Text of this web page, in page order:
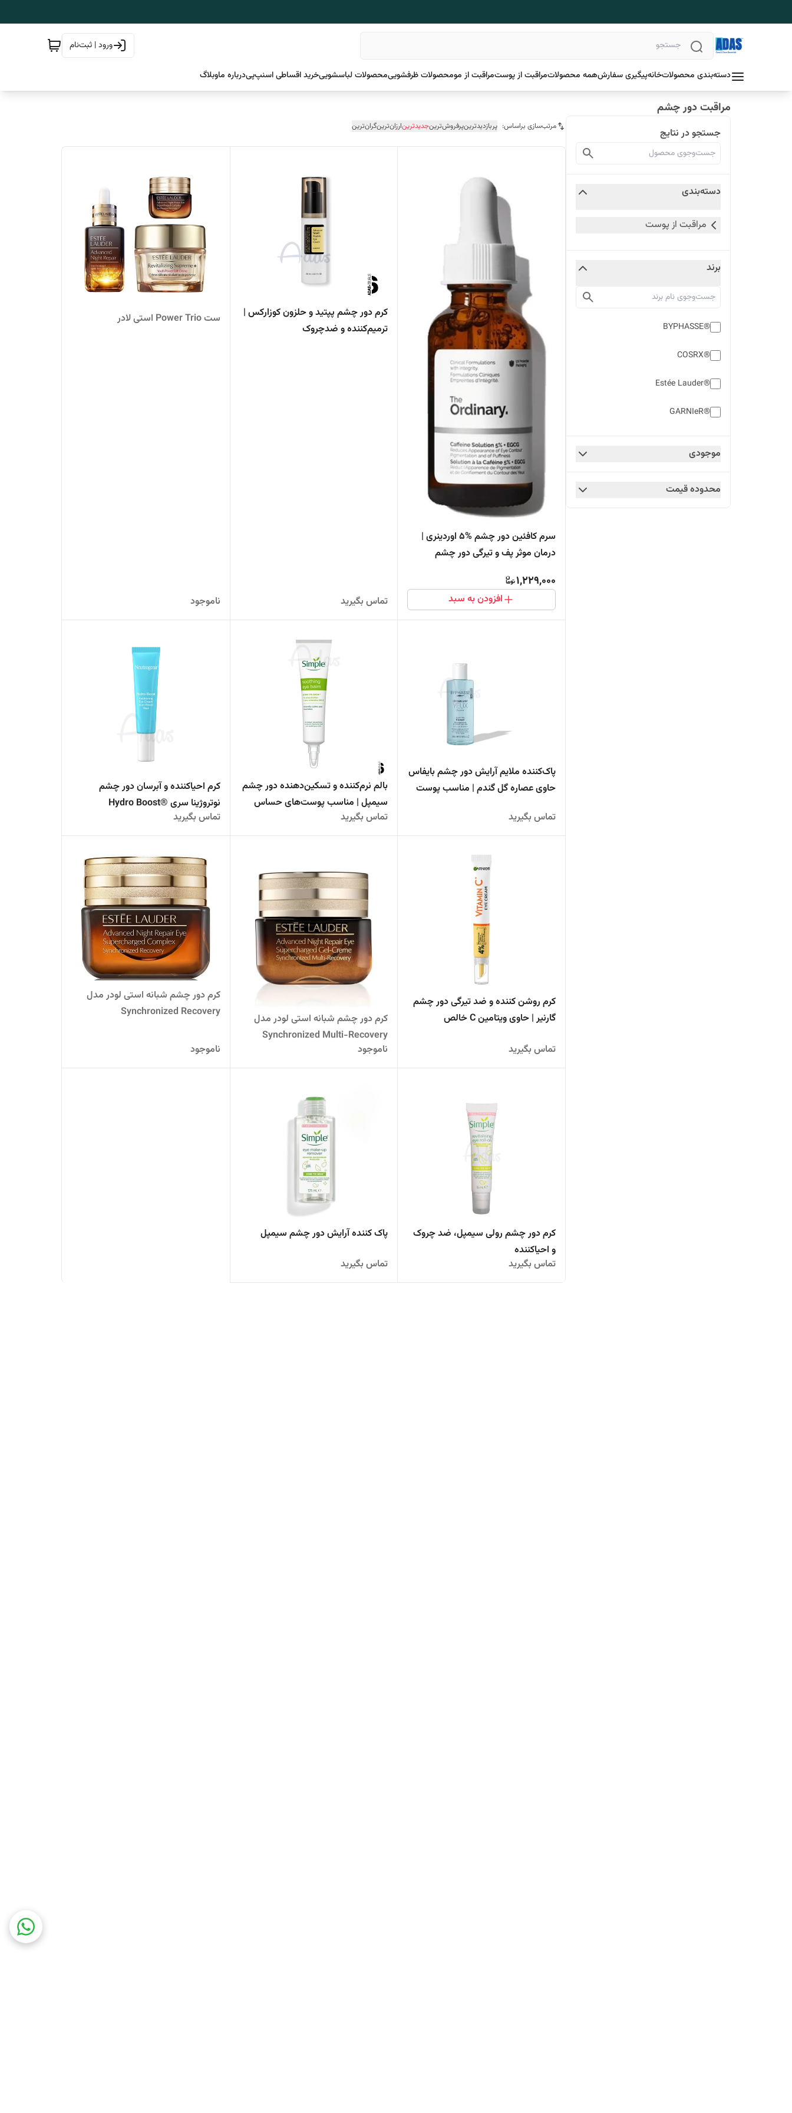
ورود | ثبت‌نام
دسته‌بندی محصولاتخانهپیگیری سفارشهمه محصولاتمراقبت از پوستمراقبت از مومحصولات ظرفشوییمحصولات لباسشوییخرید اقساطی اسنپ‌پیدرباره ماوبلاگ
مراقبت دور چشم
جستجو در نتایج
دسته‌بندی
مراقبت از پوست
برند
®BYPHASSE
®COSRX
®Estée Lauder
®GARNIeR
موجودی
محدوده قیمت
مرتب‌سازی براساس: پربازدیدترینپرفروش‌ترینجدیدترینارزان‌ترینگران‌ترین
سرم کافئین دور چشم %5 اوردینری |
درمان موثر پف و تیرگی دور چشم
1,229,000
افزودن به سبد
کرم دور چشم پپتید و حلزون کوزارکس |
ترمیم‌کننده و ضدچروک
تماس بگیرید
ست Power Trio استی لادر
ناموجود
پاک‌کننده ملایم آرایش دور چشم بایفاس
حاوی عصاره گل گندم | مناسب پوست
تماس بگیرید
بالم نرم‌کننده و تسکین‌دهنده دور چشم
سیمپل | مناسب پوست‌های حساس
تماس بگیرید
کرم احیاکننده و آبرسان دور چشم
نوتروژینا سری ®Hydro Boost
تماس بگیرید
کرم روشن‌ کننده و ضد تیرگی دور چشم
گارنیر | حاوی ویتامین C خالص
تماس بگیرید
کرم دور چشم شبانه استی لودر مدل
Synchronized Multi-Recovery
ناموجود
کرم دور چشم شبانه استی لودر مدل
Synchronized Recovery
ناموجود
کرم دور چشم رولی سیمپل، ضد چروک
و احیاکننده
تماس بگیرید
پاک کننده آرایش دور چشم سیمپل
تماس بگیرید